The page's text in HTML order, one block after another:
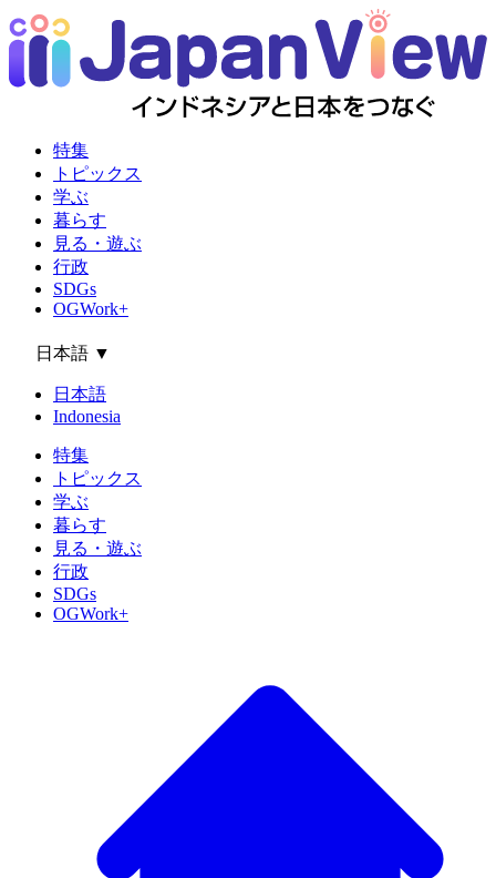
特集
トピックス
学ぶ
暮らす
見る・遊ぶ
行政
SDGs
OGWork+
日本語 ▼
日本語
Indonesia
特集
トピックス
学ぶ
暮らす
見る・遊ぶ
行政
SDGs
OGWork+